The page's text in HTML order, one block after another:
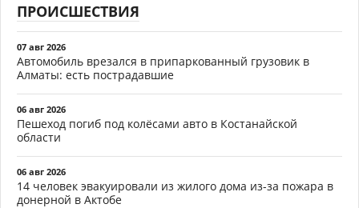
ПРОИСШЕСТВИЯ
07 авг 2026
Автомобиль врезался в припаркованный грузовик в
Алматы: есть пострадавшие
06 авг 2026
Пешеход погиб под колёсами авто в Костанайской
области
06 авг 2026
14 человек эвакуировали из жилого дома из-за пожара в
донерной в Актобе